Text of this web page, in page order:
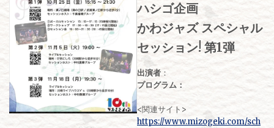
ハシゴ企画
かわジャズ スペシャル
セッション! 第1弾
出演者 ：
プログラム：
<関連サイト>
https://www.mizogeki.com/sch